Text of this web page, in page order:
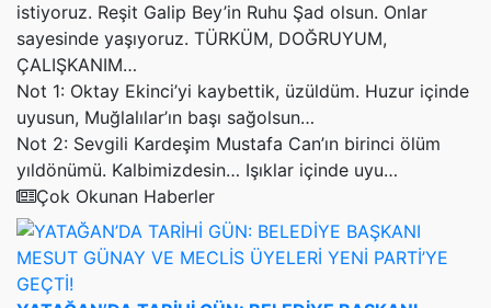
istiyoruz. Reşit Galip Bey’in Ruhu Şad olsun. Onlar
sayesinde yaşıyoruz. TÜRKÜM, DOĞRUYUM,
ÇALIŞKANIM…
Not 1: Oktay Ekinci’yi kaybettik, üzüldüm. Huzur içinde
uyusun, Muğlalılar’ın başı sağolsun…
Not 2: Sevgili Kardeşim Mustafa Can’ın birinci ölüm
yıldönümü. Kalbimizdesin… Işıklar içinde uyu…
Çok Okunan Haberler